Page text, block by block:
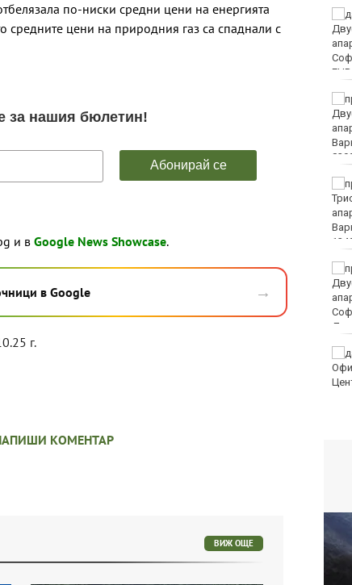
по-ниски средни цени на енергията
средните цени на природния газ са спаднали с
и в Google News Showcase.
в Google →
г.
КОМЕНТАР
Днес затварят
временно улицата,
Огнеборците са
денонощие
Мачовете и спортът по
ВИЖ ОЩЕ